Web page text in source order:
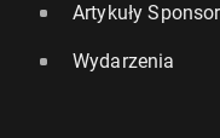
Artykuły
Wydarzenia